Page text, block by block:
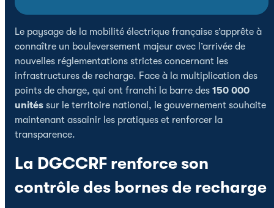
Le paysage de la mobilité électrique française s’apprête à
connaître un bouleversement majeur avec l’arrivée de
nouvelles réglementations strictes concernant les
infrastructures de recharge. Face à la multiplication des
points de charge, qui ont franchi la barre des 150 000
unités sur le territoire national, le gouvernement souhaite
maintenant assainir les pratiques et renforcer la
transparence.
La DGCCRF renforce son
contrôle des bornes de recharge